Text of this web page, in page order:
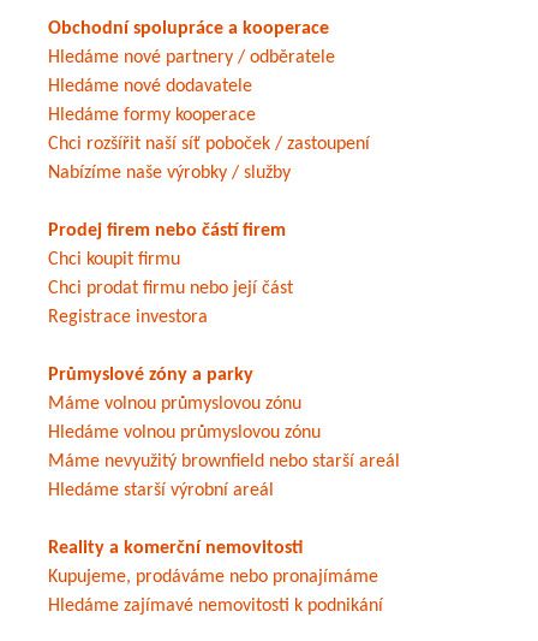
Obchodní spolupráce a kooperace
Hledáme nové partnery / odběratele
Hledáme nové dodavatele
Hledáme formy kooperace
Chci rozšířit naší síť poboček / zastoupení
Nabízíme naše výrobky / služby
Prodej firem nebo částí firem
Chci koupit firmu
Chci prodat firmu nebo její část
Registrace investora
Průmyslové zóny a parky
Máme volnou průmyslovou zónu
Hledáme volnou průmyslovou zónu
Máme nevyužitý brownfield nebo starší areál
Hledáme starší výrobní areál
Reality a komerční nemovitosti
Kupujeme, prodáváme nebo pronajímáme
Hledáme zajímavé nemovitosti k podnikání